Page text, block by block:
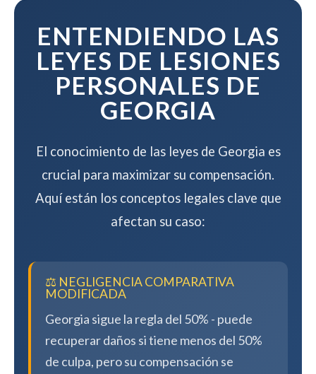
ENTENDIENDO LAS
LEYES DE LESIONES
PERSONALES DE
GEORGIA
El conocimiento de las leyes de Georgia es
crucial para maximizar su compensación.
Aquí están los conceptos legales clave que
afectan su caso:
⚖️ NEGLIGENCIA COMPARATIVA
MODIFICADA
Georgia sigue la regla del 50% - puede
recuperar daños si tiene menos del 50%
de culpa, pero su compensación se